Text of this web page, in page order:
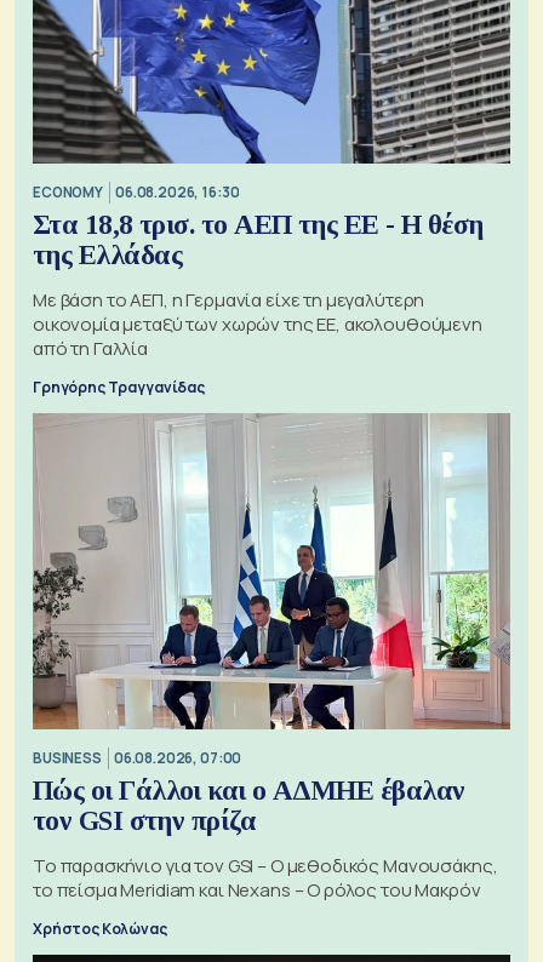
ECONOMY 06.08.2026, 16:30
Στα 18,8 τρισ. το ΑΕΠ της ΕΕ - Η θέση
της Ελλάδας
Με βάση το ΑΕΠ, η Γερμανία είχε τη μεγαλύτερη
οικονομία μεταξύ των χωρών της ΕΕ, ακολουθούμενη
από τη Γαλλία
Γρηγόρης Τραγγανίδας
BUSINESS 06.08.2026, 07:00
Πώς οι Γάλλοι και ο ΑΔΜΗΕ έβαλαν
τον GSI στην πρίζα
Το παρασκήνιο για τον GSI – Ο μεθοδικός Μανουσάκης,
το πείσμα Meridiam και Nexans – Ο ρόλος του Μακρόν
Χρήστος Κολώνας